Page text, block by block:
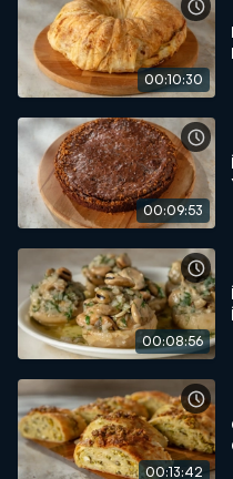
00:10:30
00:09:53
00:08:56
00:13:42